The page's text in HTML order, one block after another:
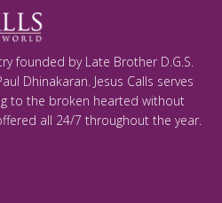
founded by Late Brother D.G.S.
Dhinakaran. Jesus Calls serves
to the broken hearted without
all 24/7 throughout the year.